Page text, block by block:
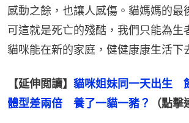
感動之餘，也讓人感傷。貓媽媽的最
可這就是死亡的殘酷，我們只能為生
貓咪能在新的家庭，健健康康生活下
【延伸閲讀】 貓咪姐妹同一天出生　
體型差兩倍　養了一貓一豬？
（點擊